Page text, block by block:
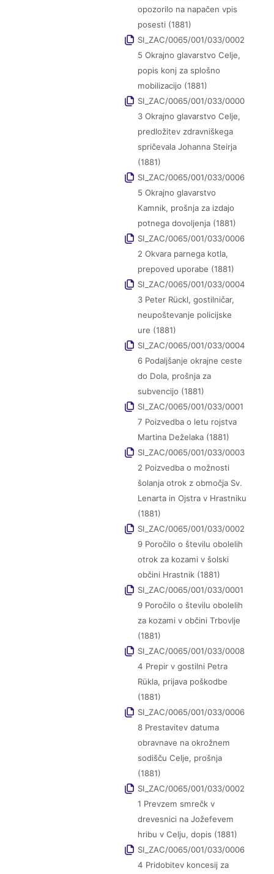
opozorilo na napačen vpis
posesti (1881)
SI_ZAC/0065/001/033/0002
5 Okrajno glavarstvo Celje,
popis konj za splošno
mobilizacijo (1881)
SI_ZAC/0065/001/033/0000
3 Okrajno glavarstvo Celje,
predložitev zdravniškega
spričevala Johanna Steirja
(1881)
SI_ZAC/0065/001/033/0006
5 Okrajno glavarstvo
Kamnik, prošnja za izdajo
potnega dovoljenja (1881)
SI_ZAC/0065/001/033/0006
2 Okvara parnega kotla,
prepoved uporabe (1881)
SI_ZAC/0065/001/033/0004
3 Peter Rückl, gostilničar,
neupoštevanje policijske
ure (1881)
SI_ZAC/0065/001/033/0004
6 Podaljšanje okrajne ceste
do Dola, prošnja za
subvencijo (1881)
SI_ZAC/0065/001/033/0001
7 Poizvedba o letu rojstva
Martina Deželaka (1881)
SI_ZAC/0065/001/033/0003
2 Poizvedba o možnosti
šolanja otrok z območja Sv.
Lenarta in Ojstra v Hrastniku
(1881)
SI_ZAC/0065/001/033/0002
9 Poročilo o številu obolelih
otrok za kozami v šolski
občini Hrastnik (1881)
SI_ZAC/0065/001/033/0001
9 Poročilo o številu obolelih
za kozami v občini Trbovlje
(1881)
SI_ZAC/0065/001/033/0008
4 Prepir v gostilni Petra
Rükla, prijava poškodbe
(1881)
SI_ZAC/0065/001/033/0006
8 Prestavitev datuma
obravnave na okrožnem
sodišču Celje, prošnja
(1881)
SI_ZAC/0065/001/033/0002
1 Prevzem smrečk v
drevesnici na Jožefevem
hribu v Celju, dopis (1881)
SI_ZAC/0065/001/033/0006
4 Pridobitev koncesij za